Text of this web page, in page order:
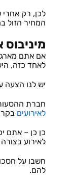
לכן, רק אחרי
המחיר הזול
אם אתם
לאחד כזה,
יש לנו הצעה
חברת
לאירועים
כן כן – אתם
לאירוע
חשבו על
להם.